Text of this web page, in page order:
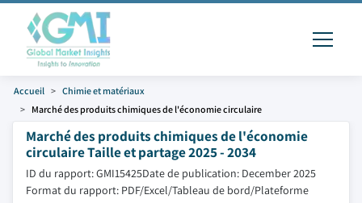
Accueil
Chimie et matériaux
Marché des produits chimiques de l'économie circulaire
Marché des produits chimiques de l'économie
circulaire Taille et partage 2025 - 2034
ID du rapport: GMI15425Date de publication: December 2025
Format du rapport: PDF/Excel/Tableau de bord/Plateforme